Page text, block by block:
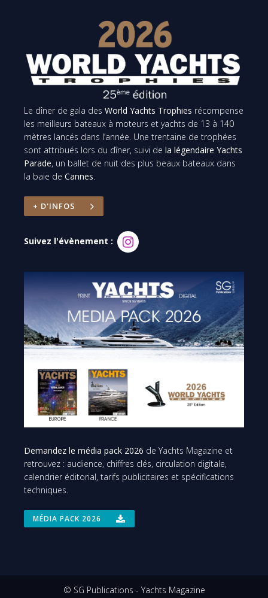
Le dîner de gala des World Yachts Trophies récompense
les meilleurs bateaux à moteurs et yachts de 13 à 140
mètres lancés dans l’année. Une trentaine de trophées
sont attribués lors du dîner, suivi de la légendaire Yachts
Parade, un ballet de nuit des plus beaux bateaux dans
la baie de Cannes.
+ D'INFOS
Suivez l'évènement :
Demandez le média pack 2026 de Yachts Magazine et
retrouvez : audience, chiffres clés, circulation digitale,
calendrier éditorial, tarifs publicitaires et spécifications
techniques.
MÉDIA PACK 2026
© SG Publications - Yachts Magazine